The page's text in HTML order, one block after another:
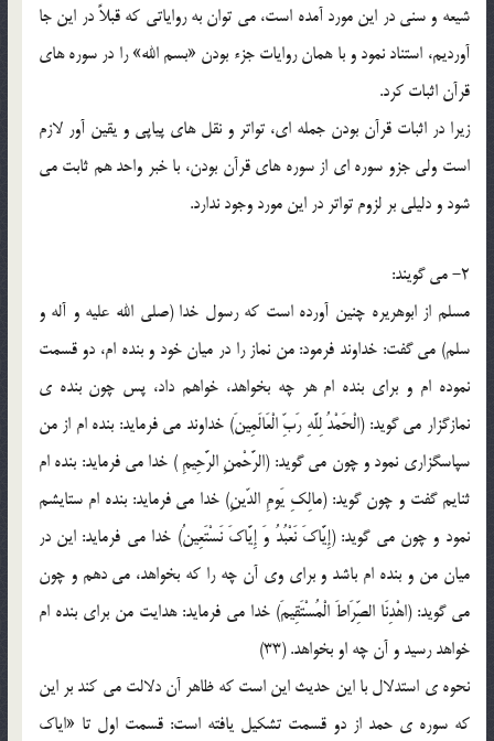
شيعه و سني در اين مورد آمده است، مي توان به رواياتي که قبلاً در اين جا
آورديم، استناد نمود و با همان روايات جزء بودن «بسم الله» را در سوره هاي
قرآن اثبات کرد.
زيرا در اثبات قرآن بودن جمله اي، تواتر و نقل هاي پياپي و يقين آور لازم
است ولي جزو سوره اي از سوره هاي قرآن بودن، با خبر واحد هم ثابت مي
شود و دليلي بر لزوم تواتر در اين مورد وجود ندارد.
2- مي گويند:
مسلم از ابوهريره چنين آورده است که رسول خدا (صلي الله عليه و آله و
سلم) مي گفت: خداوند فرمود: من نماز را در ميان خود و بنده ام، دو قسمت
نموده ام و براي بنده ام هر چه بخواهد، خواهم داد، پس چون بنده ي
نمازگزار مي گويد: (الْحَمْدُ لِلَّهِ رَبِّ الْعَالَمِينَ‌) خداوند مي فرمايد: بنده ام از من
سپاسگزاري نمود و چون مي گويد: (الرَّحْمنِ الرَّحِيمِ‌ ) خدا مي فرمايد: بنده ام
ثنايم گفت و چون گويد: (مالِکِ يَومِ الدّينِ) خدا مي فرمايد: بنده ام ستايشم
نمود و چون مي گويد: (إِيَّاکَ نَعْبُدُ وَ إِيَّاکَ نَسْتَعِينُ) خدا مي فرمايد: اين در
ميان من و بنده ام باشد و براي وي آن چه را که بخواهد، مي دهم و چون
مي گويد: (اهْدِنَا الصِّرَاطَ الْمُسْتَقِيمَ‌) خدا مي فرمايد: هدايت من براي بنده ام
خواهد رسيد و آن چه او بخواهد. (33)
نحوه ي استدلال با اين حديث اين است که ظاهر آن دلالت مي کند بر اين
که سوره ي حمد از دو قسمت تشکيل يافته است: قسمت اول تا «اياک